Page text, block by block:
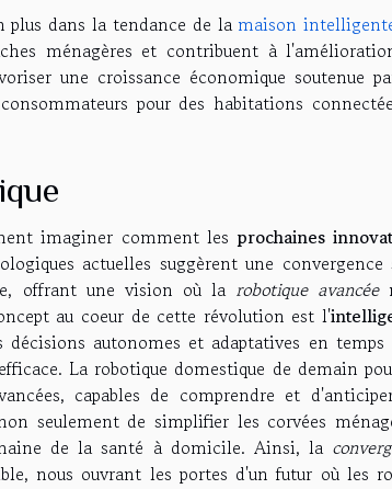
plus dans la tendance de la maison
ménagères et contribuent à
une croissance économique soutenue
pour des habitations
imaginer comment les prochaines
actuelles suggèrent une convergence
offrant une vision où la robotique avancée
au coeur de cette révolution est l'
autonomes et adaptatives en temps
La robotique domestique de demain
capables de comprendre et
seulement de simplifier les corvées
de la santé à domicile. Ainsi, la
nous ouvrant les portes d'un futur où les